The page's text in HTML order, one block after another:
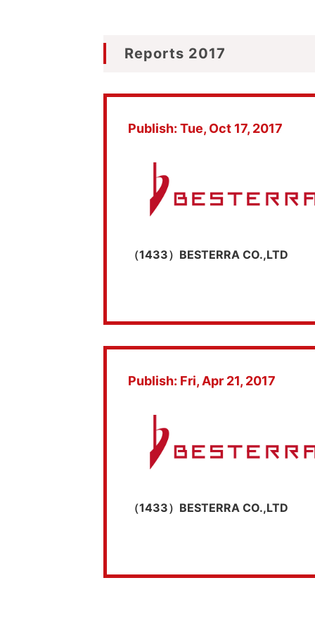
Reports 2017
Publish: Tue, Oct 17, 2017
（1433）BESTERRA CO.,LTD
Publish: Fri, Apr 21, 2017
（1433）BESTERRA CO.,LTD